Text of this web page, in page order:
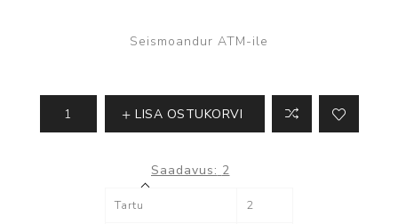
Seismoandur ATM-ile
LISA OSTUKORVI
Saadavus: 2
Tartu 2